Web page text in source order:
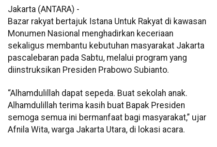
Jakarta (ANTARA) -
Bazar rakyat bertajuk Istana Untuk Rakyat di kawasan
Monumen Nasional menghadirkan keceriaan
sekaligus membantu kebutuhan masyarakat Jakarta
pascalebaran pada Sabtu, melalui program yang
diinstruksikan Presiden Prabowo Subianto.
“Alhamdulillah dapat sepeda. Buat sekolah anak.
Alhamdulillah terima kasih buat Bapak Presiden
semoga semua ini bermanfaat bagi masyarakat,” ujar
Afnila Wita, warga Jakarta Utara, di lokasi acara.